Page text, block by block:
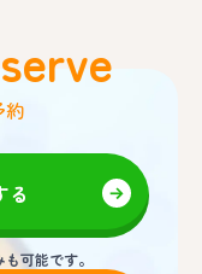
る
可能です。